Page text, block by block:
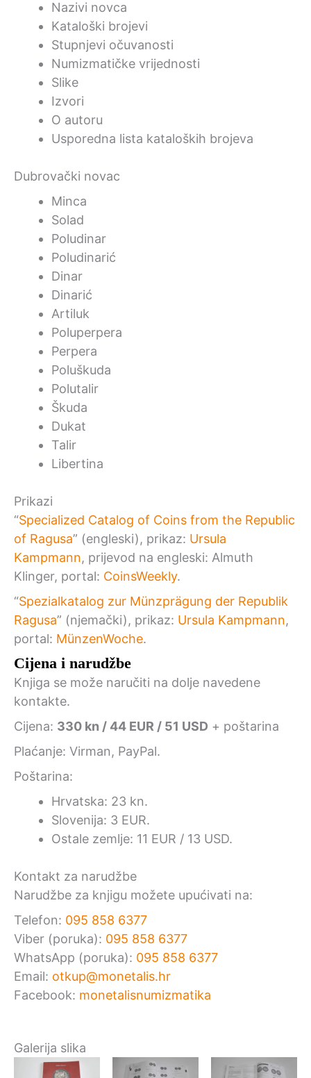
Nazivi novca
Kataloški brojevi
Stupnjevi očuvanosti
Numizmatičke vrijednosti
Slike
Izvori
O autoru
Usporedna lista kataloških brojeva
Dubrovački novac
Minca
Solad
Poludinar
Poludinarić
Dinar
Dinarić
Artiluk
Poluperpera
Perpera
Poluškuda
Polutalir
Škuda
Dukat
Talir
Libertina
Prikazi
“Specialized Catalog of Coins from the Republic
of Ragusa” (engleski), prikaz: Ursula
Kampmann, prijevod na engleski: Almuth
Klinger, portal: CoinsWeekly.
“Spezialkatalog zur Münzprägung der Republik
Ragusa” (njemački), prikaz: Ursula Kampmann,
portal: MünzenWoche.
Cijena i narudžbe
Knjiga se može naručiti na dolje navedene
kontakte.
Cijena: 330 kn / 44 EUR / 51 USD + poštarina
Plaćanje: Virman, PayPal.
Poštarina:
Hrvatska: 23 kn.
Slovenija: 3 EUR.
Ostale zemlje: 11 EUR / 13 USD.
Kontakt za narudžbe
Narudžbe za knjigu možete upućivati na:
Telefon: 095 858 6377
Viber (poruka): 095 858 6377
WhatsApp (poruka): 095 858 6377
Email: otkup@monetalis.hr
Facebook: monetalisnumizmatika
Galerija slika